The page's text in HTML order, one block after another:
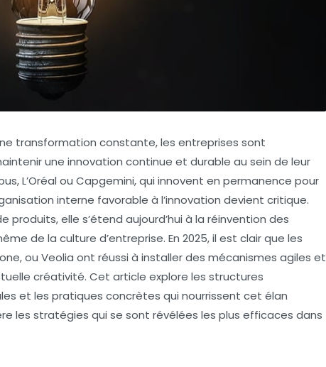
transformation constante, les entreprises sont
une innovation continue et durable au sein de leur
L’Oréal ou Capgemini, qui innovent en permanence pour
interne favorable à l’innovation devient critique.
produits, elle s’étend aujourd’hui à la réinvention des
de la culture d’entreprise. En 2025, il est clair que les
ou Veolia ont réussi à installer des mécanismes agiles et
créativité. Cet article explore les structures
et les pratiques concrètes qui nourrissent cet élan
les stratégies qui se sont révélées les plus efficaces dans